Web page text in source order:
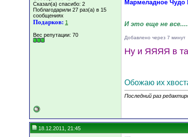
Сказал(а) спасибо: 2
Поблагодарили 27 раз(а) в 15
сообщениях
Подарков: 1
Вес репутации: 70
Мармеладное Чудо
И это еще не
Добавлено через 7 минут
Ну и ЯЯЯЯ в
Обожаю их
Последний раз
18.12.2011, 21:45